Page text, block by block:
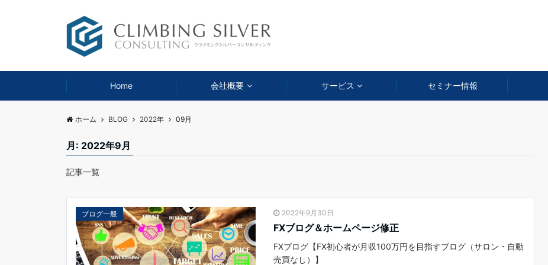
Home 会社概要 サービス セミナー情報
ホーム BLOG 2022年 09月
月: 2022年9月
記事一覧
ブログ一般 2022年9月30日
FXブログ＆ホームページ修正
FXブログ【FX初心者が月収100万円を目指すブログ（サロン・自動
売買なし）】